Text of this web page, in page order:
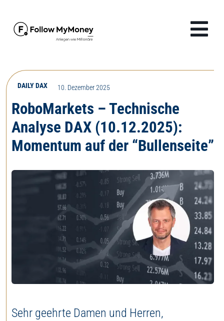
Inhalt
Finanzwissen
Jetzt Depot eröffnen
DAILY DAX 10. Dezember 2025
RoboMarkets – Technische
Analyse DAX (10.12.2025):
Momentum auf der “Bullenseite”
Sehr geehrte Damen und Herren,